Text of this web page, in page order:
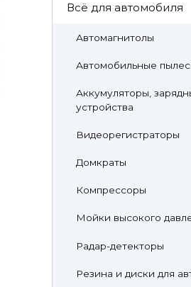
Всё для автомобиля
Автомагнитолы
Автомобильные
Аккумуляторы,
устройства
Видеорегистраторы
Домкраты
Компрессоры
Мойки высокого
Радар-детекторы
Резина и диски для